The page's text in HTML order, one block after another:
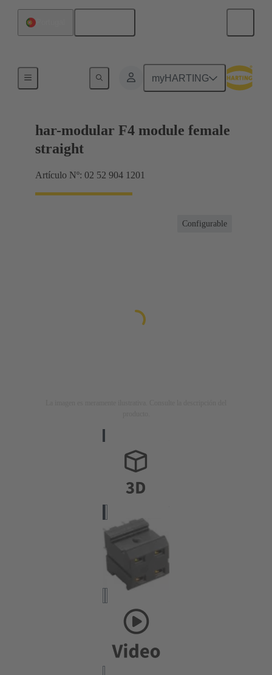
myHARTING
Terminación de placa madre a tarjeta hija
har-modular F4 module female
straight
Artículo Nº: 02 52 904 1201
Configurable